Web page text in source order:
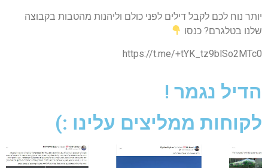
יותר נוח לכם לקבל דילים לפני כולם וליהנות מהטבות בקבוצה
שלנו בטלגרם? כנסו
https://t.me/+tYK_tz9blSo2MTc0
הדיל נגמר !
לקוחות ממליצים עלינו :)